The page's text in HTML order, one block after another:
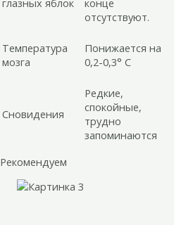
глазных яблок
конце
отсутствуют.
Температура
мозга
Понижается на
0,2-0,3° С
Сновидения
Редкие,
спокойные,
трудно
запоминаются
Рекомендуем